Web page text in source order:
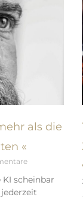
als die
«
scheinbar